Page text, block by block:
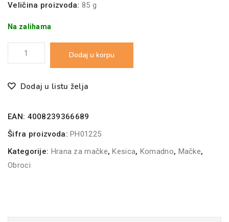
Veličina proizvoda: 85 g
Na zalihama
Vitakraft
Cat
Poesie
Sos
85g
Dodaj u korpu
Dodaj u listu želja
EAN: 4008239366689
Šifra proizvoda:PH01225
Kategorije: Hrana za mačke,Kesica, Komadno, Mačke,
Obroci